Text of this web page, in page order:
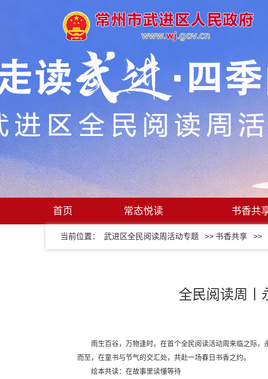
首页 常态悦读 书香共
当前位置： 武进区全民阅读周活动专题 >> 书香共享 >>
全民阅读周丨
雨生百谷，万物逢时。在首个全民阅读活动周来临之际
而至，在童书与节气的交汇处，共赴一场春日书香之约。
绘本共读：在故事里读懂等待